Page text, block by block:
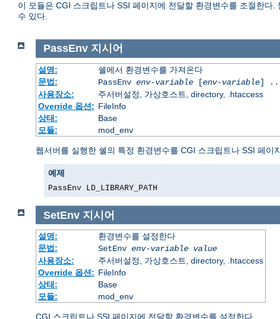
이 모듈은 CGI 스크립트나 SSI 페이지에 전달할 환경변수를 조절한
수 있다.
PassEnv 지시어
설명:
쉘에서 환경변수를 가져온다
문법:
PassEnv env-variable[env-variable]
사용장소:
주서버설정, 가상호스트, directory, .htaccess
Override 옵션: FileInfo
상태:
Base
모듈:
mod_env
웹서버를 실행한 쉘의 특정 환경변수를 CGI 스크립트나 SSI 페이
예제
PassEnv LD_LIBRARY_PATH
SetEnv 지시어
설명:
환경변수를 설정한다
문법:
SetEnv env-variable value
사용장소:
주서버설정, 가상호스트, directory, .htaccess
Override 옵션: FileInfo
상태:
Base
모듈:
mod_env
CGI 스크립트나 SSI 페이지에 전달할 환경변수를 설정한다.